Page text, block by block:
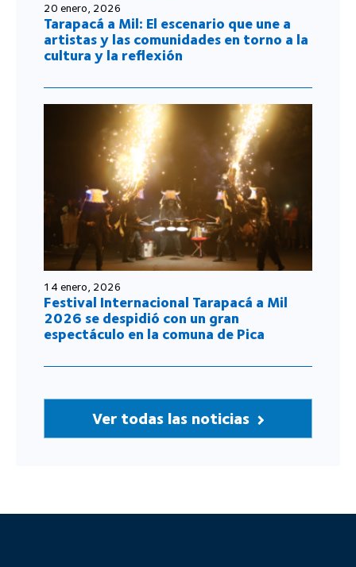
20 enero, 2026
Tarapacá a Mil: El escenario que une a
artistas y las comunidades en torno a la
cultura y la reflexión
14 enero, 2026
Festival Internacional Tarapacá a Mil
2026 se despidió con un gran
espectáculo en la comuna de Pica
Ver todas las noticias